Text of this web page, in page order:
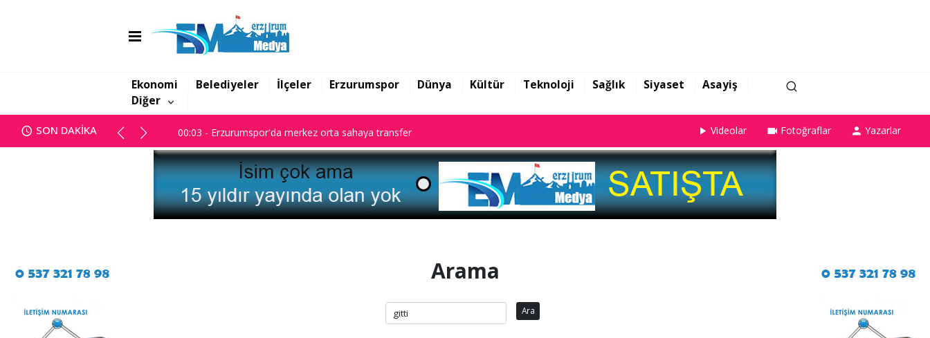
Ekonomi Belediyeler İlçeler Erzurumspor Dünya Kültür Teknoloji Sağlık Siyaset
Asayiş
Diğer
SON DAKİKA
00:03 - Erzurumspor'da merkez orta sahaya transfer
00:03 - Erzurumspor'da merkez orta sahaya transfer Videolar Fotoğraflar Yazarlar
Arama
Ara